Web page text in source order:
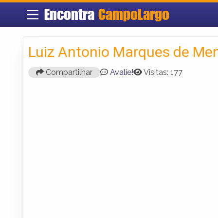
Encontra CampoLargo
Luiz Antonio Marques de
Compartilhar Avalie! Visitas: 177